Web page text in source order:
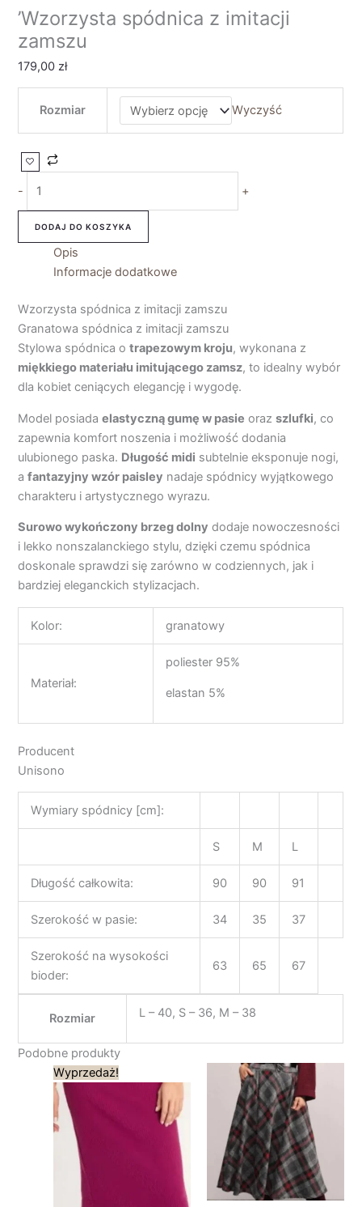
’Wzorzysta spódnica z imitacji
zamszu
179,00zł
Rozmiar Wyczyść
- +
DODAJ DO KOSZYKA
Opis
Informacje dodatkowe
Wzorzysta spódnica z imitacji zamszu
Granatowa spódnica z imitacji zamszu
Stylowa spódnica otrapezowym kroju, wykonana z
miękkiego materiału imitującego zamsz, to idealny wybór
dla kobiet ceniących elegancję i wygodę.
Model posiadaelastyczną gumę w pasie orazszlufki, co
zapewnia komfort noszenia i możliwość dodania
ulubionego paska. Długość midi subtelnie eksponuje nogi,
afantazyjny wzór paisley nadaje spódnicy wyjątkowego
charakteru i artystycznego wyrazu.
Surowo wykończony brzeg dolny dodaje nowoczesności
i lekko nonszalanckiego stylu, dzięki czemu spódnica
doskonale sprawdzi się zarówno w codziennych, jak i
bardziej eleganckich stylizacjach.
Kolor: granatowy
Materiał:
poliester 95%
elastan 5%
Producent
Unisono
Wymiary spódnicy [cm]:
S M L
Długość całkowita: 90 90 91
Szerokość w pasie: 34 35 37
Szerokość na wysokości
bioder:
63 65 67
Rozmiar L – 40, S – 36, M – 38
Podobne produkty
Wyprzedaż!Pierwotna
cena
179,00 zł.
cena
wynosi:
125,00 zł.